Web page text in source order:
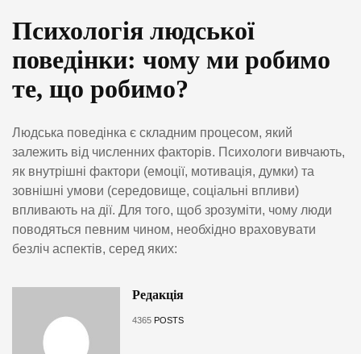
Психологія людської
поведінки: чому ми робимо
те, що робимо?
Людська поведінка є складним процесом, який
залежить від численних факторів. Психологи вивчають,
як внутрішні фактори (емоції, мотивація, думки) та
зовнішні умови (середовище, соціальні впливи)
впливають на дії. Для того, щоб зрозуміти, чому люди
поводяться певним чином, необхідно враховувати
безліч аспектів, серед яких:
Редакція
4365 POSTS